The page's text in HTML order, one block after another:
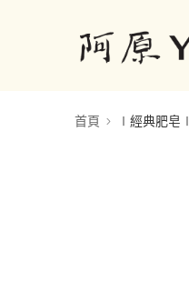
首頁 ∣經典肥皂∣